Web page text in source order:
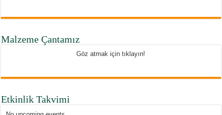
Malzeme Çantamız
Göz atmak için tıklayın!
Etkinlik Takvimi